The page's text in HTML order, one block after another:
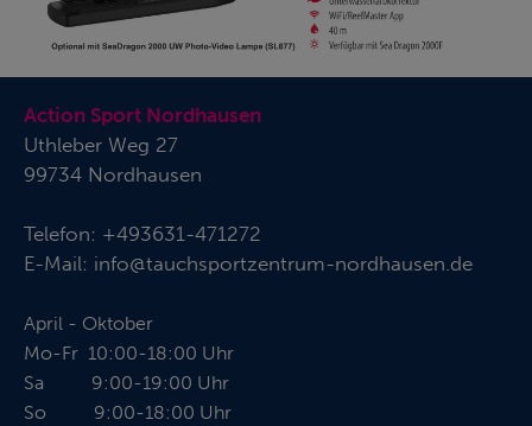
Action Sport Nordhausen
Uthleber Weg 27
99734 Nordhausen
Telefon: +493631-471272
E-Mail: info@tauchsportzentrum-nordhausen.de
April - Oktober
Mo-Fr 10:00-18:00 Uhr
Sa 9:00-19:00 Uhr
So 9:00-18:00 Uhr